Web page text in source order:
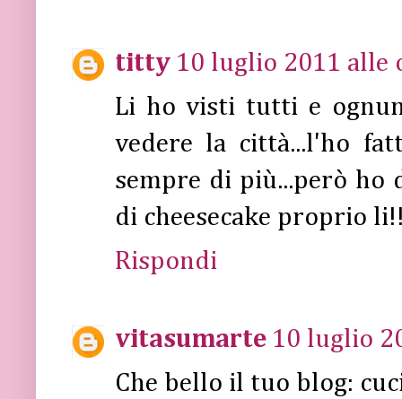
titty 10 luglio 2011 alle
Li ho visti tutti e
vedere la città...l'ho
sempre di più...però ho
di cheesecake proprio
Rispondi
vitasumarte 10 luglio
Che bello il tuo blog: